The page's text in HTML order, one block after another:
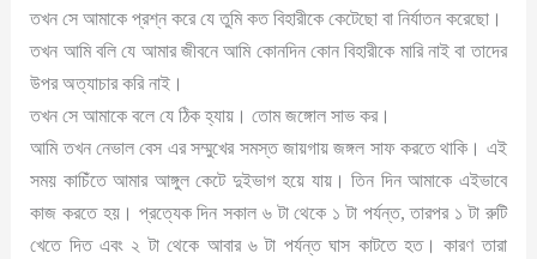
তখন সে আমাকে প্রশ্ন করে যে তুমি কত বিহারীকে কেটেছো বা নির্যাতন করেছো।
তখন আমি বলি যে আমার জীবনে আমি কোনদিন কোন বিহারীকে মারি নাই বা তাদের
উপর অত্যাচার করি নাই।
তখন সে আমাকে বলে যে ঠিক হ্যায়। তোম জঙ্গোল সাভ কর।
আমি তখন নেভাল বেস এর সম্মুখের সমস্ত জায়গায় জঙ্গল সাফ করতে থাকি। এই
সময় কাচিঁতে আমার আঙ্গুল কেটে দুইভাগ হয়ে যায়। তিন দিন আমাকে এইভাবে
কাজ করতে হয়। প্রত্যেক দিন সকাল ৬ টা থেকে ১ টা পর্যন্ত, তারপর ১ টা রুটি
খেতে দিত এবং ২ টা থেকে আবার ৬ টা পর্যন্ত ঘাস কাটতে হত। কারণ তারা